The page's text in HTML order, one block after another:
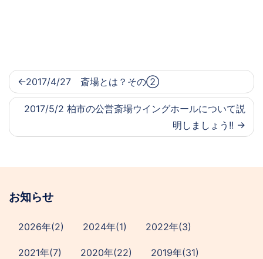
2017/4/27 斎場とは？その②
2017/5/2 柏市の公営斎場ウイングホールについて説
明しましょう!!
お知らせ
2026年(2) 2024年(1) 2022年(3)
2021年(7) 2020年(22) 2019年(31)